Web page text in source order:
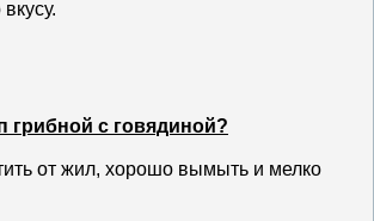
грибной с говядиной?
от жил, хорошо вымыть и мелко